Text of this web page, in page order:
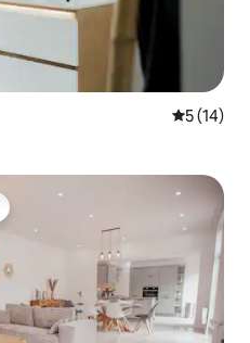
5 (14)
plus appréciés